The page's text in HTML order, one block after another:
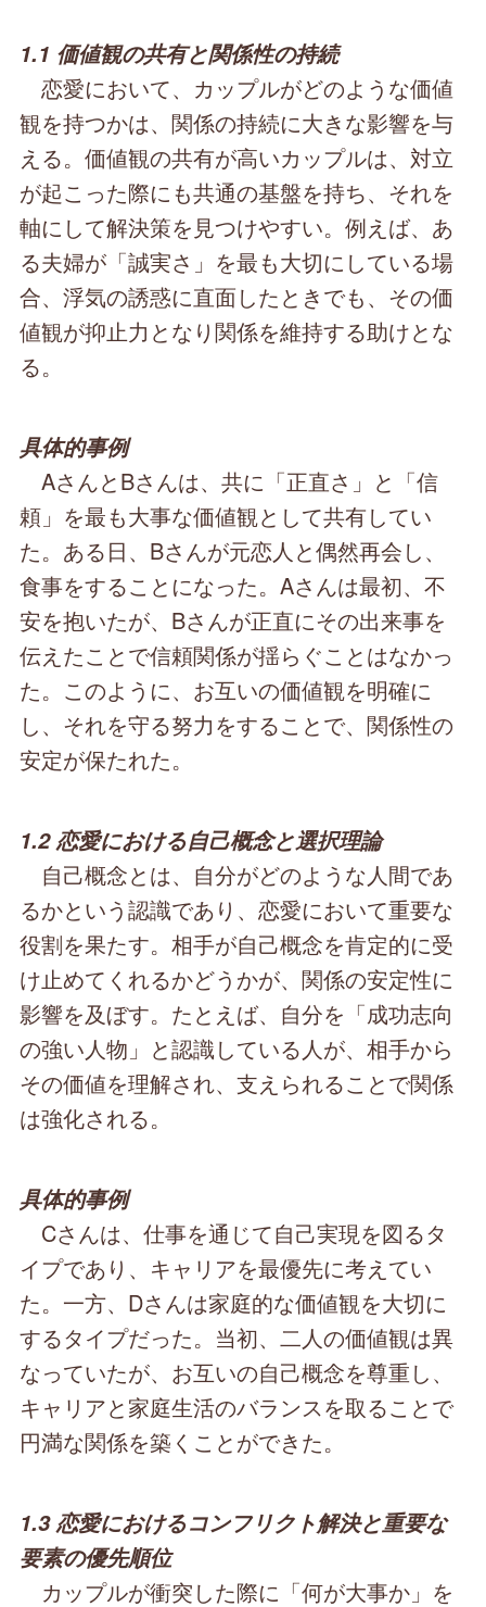
1.1 価値観の共有と関係性の持続
恋愛において、カップルがどのような価値
観を持つかは、関係の持続に大きな影響を与
える。価値観の共有が高いカップルは、対立
が起こった際にも共通の基盤を持ち、それを
軸にして解決策を見つけやすい。例えば、あ
る夫婦が「誠実さ」を最も大切にしている場
合、浮気の誘惑に直面したときでも、その価
値観が抑止力となり関係を維持する助けとな
る。
具体的事例
AさんとBさんは、共に「正直さ」と「信
頼」を最も大事な価値観として共有してい
た。ある日、Bさんが元恋人と偶然再会し、
食事をすることになった。Aさんは最初、不
安を抱いたが、Bさんが正直にその出来事を
伝えたことで信頼関係が揺らぐことはなかっ
た。このように、お互いの価値観を明確に
し、それを守る努力をすることで、関係性の
安定が保たれた。
1.2 恋愛における自己概念と選択理論
自己概念とは、自分がどのような人間であ
るかという認識であり、恋愛において重要な
役割を果たす。相手が自己概念を肯定的に受
け止めてくれるかどうかが、関係の安定性に
影響を及ぼす。たとえば、自分を「成功志向
の強い人物」と認識している人が、相手から
その価値を理解され、支えられることで関係
は強化される。
具体的事例
Cさんは、仕事を通じて自己実現を図るタ
イプであり、キャリアを最優先に考えてい
た。一方、Dさんは家庭的な価値観を大切に
するタイプだった。当初、二人の価値観は異
なっていたが、お互いの自己概念を尊重し、
キャリアと家庭生活のバランスを取ることで
円満な関係を築くことができた。
1.3 恋愛におけるコンフリクト解決と重要な
要素の優先順位
カップルが衝突した際に「何が大事か」を